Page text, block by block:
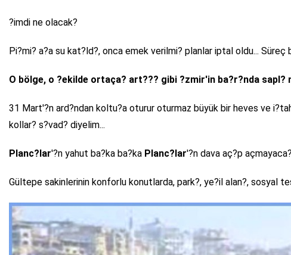
?imdi ne olacak?
Pi?mi? a?a su kat?ld?, onca emek verilmi? planlar iptal oldu...
O bölge, o ?ekilde ortaça? art??? gibi ?zmir'in ba?r?nda sapl?
31 Mart'?n ard?ndan koltu?a oturur oturmaz büyük bir heves ve
kollar? s?vad? diyelim...
Planc?lar'?n yahut ba?ka ba?ka Planc?lar'?n dava aç?p
Gültepe sakinlerinin konforlu konutlarda, park?, ye?il alan?, sosyal